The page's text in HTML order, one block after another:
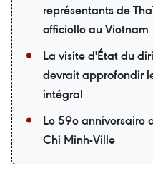
représentants de
officielle au Vietnam
La visite d'État du
devrait approfondir
intégral
Le 59e anniversaire
Chi Minh-Ville